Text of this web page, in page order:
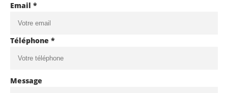
Email *
Téléphone *
Message